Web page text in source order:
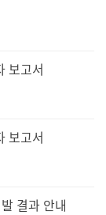
보고서
보고서
결과 안내